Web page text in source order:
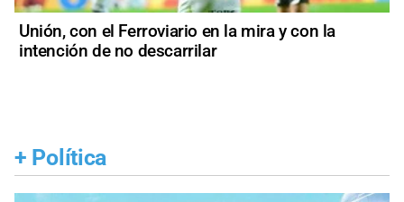
Unión, con el Ferroviario en la mira y con la
intención de no descarrilar
+ Política